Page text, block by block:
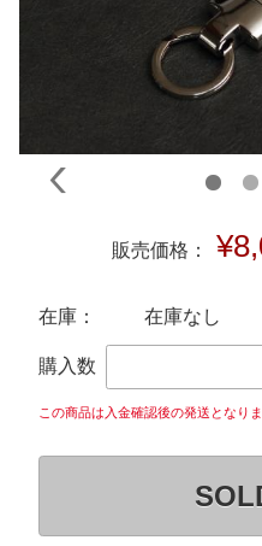
販売価格：
在庫： 在庫なし
購入数
この商品は入金確認後の発送となりま